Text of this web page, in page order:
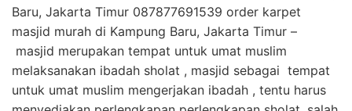
Baru, Jakarta Timur 087877691539 order karpet
masjid murah di Kampung Baru, Jakarta Timur –
masjid merupakan tempat untuk umat muslim
melaksanakan ibadah sholat , masjid sebagai tempat
untuk umat muslim mengerjakan ibadah , tentu harus